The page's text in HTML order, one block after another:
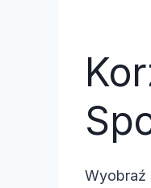
Wyobraź